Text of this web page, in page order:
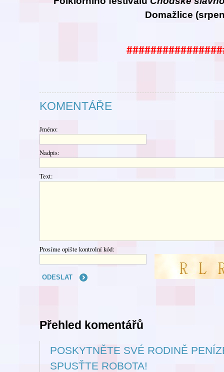
Domažlice
KOMENTÁŘE
Jméno:
Nadpis:
Text:
Prosíme opište kontrolní kód:
Přehled komentářů
POSKYTNĚTE SVÉ RODINĚ
SPUSŤTE ROBOTA!